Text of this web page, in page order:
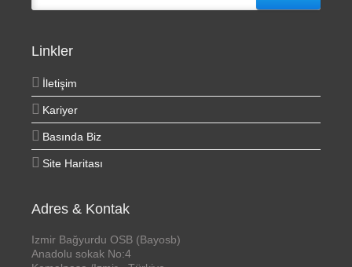
Linkler
İletişim
Kariyer
Basında Biz
Site Haritası
Adres & Kontak
Izmir Bağyurdu OSB (Bayosb)
Anadolu sokak No:4